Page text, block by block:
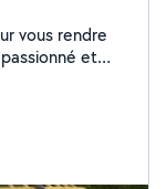
vous rendre
et